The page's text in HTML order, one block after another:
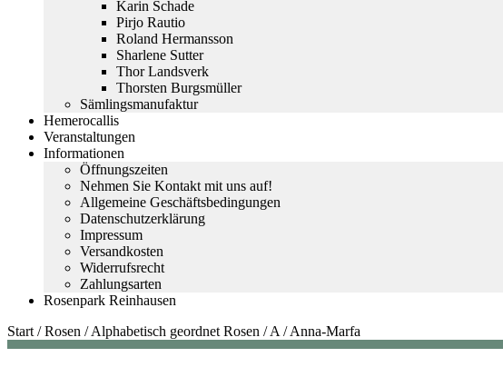
Karin Schade
Pirjo Rautio
Roland Hermansson
Sharlene Sutter
Thor Landsverk
Thorsten Burgsmüller
Sämlingsmanufaktur
Hemerocallis
Veranstaltungen
Informationen
Öffnungszeiten
Nehmen Sie Kontakt mit uns auf!
Allgemeine Geschäftsbedingungen
Datenschutzerklärung
Impressum
Versandkosten
Widerrufsrecht
Zahlungsarten
Rosenpark Reinhausen
Start /Rosen /Alphabetisch geordnet Rosen /A /Anna-Marfa